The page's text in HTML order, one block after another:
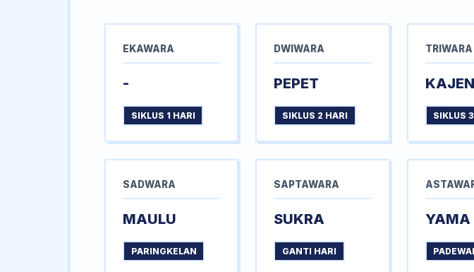
EKAWARA
-
SIKLUS 1 HARI
DWIWARA
PEPET
SIKLUS 2 HARI
TRIWARA
SIKLUS
SADWARA
MAULU
PARINGKELAN
SAPTAWARA
SUKRA
GANTI HARI
YAMA